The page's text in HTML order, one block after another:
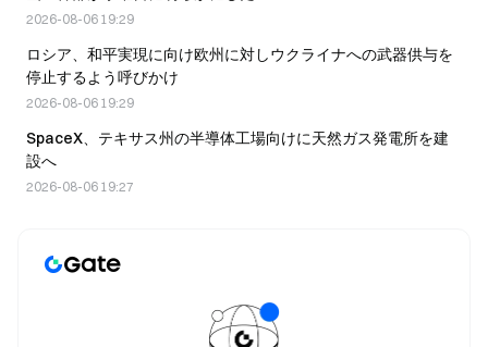
2026-08-06 19:29
ロシア、和平実現に向け欧州に対しウクライナへの武器供与を
停止するよう呼びかけ
2026-08-06 19:29
SpaceX、テキサス州の半導体工場向けに天然ガス発電所を建
設へ
2026-08-06 19:27